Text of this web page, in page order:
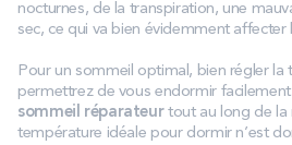
nocturnes, de la transpiration, une
sec, ce qui va bien évidemment affecter
Pour un sommeil optimal, bien régler la
permettrez de vous endormir facilement
sommeil réparateurtout au long de la
température idéale pour dormir n’est